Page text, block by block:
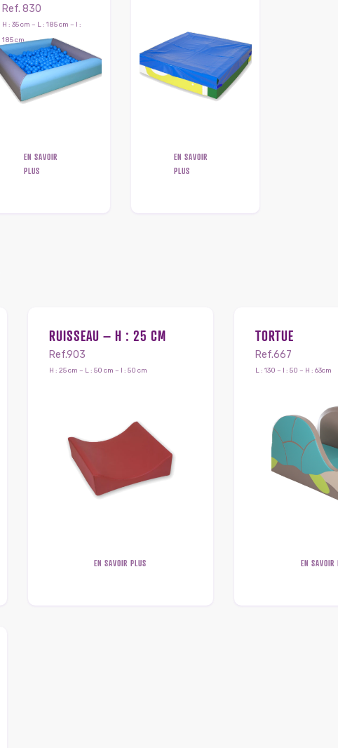
Ref. 830
H : 35 cm – L : 185 cm – l :
185 cm
EN SAVOIR
PLUS
EN SAVOIR
PLUS
RUISSEAU – H : 25 CM
Ref.903
H : 25 cm – L : 50 cm – l : 50 cm
EN SAVOIR PLUS
TORTUE
Ref.667
L : 130 – l : 50 – H : 63cm
EN SAVOIR